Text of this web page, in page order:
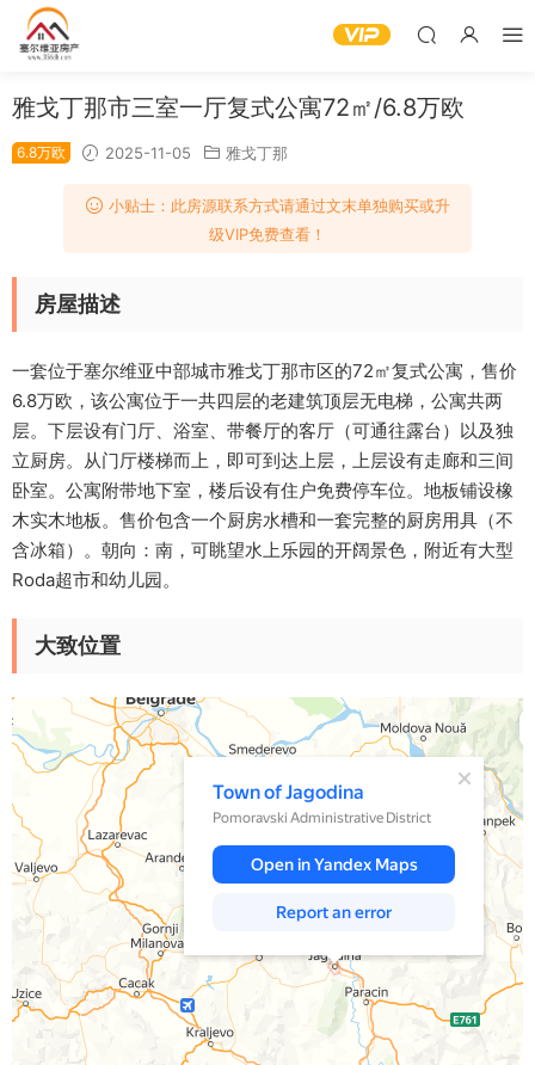
雅戈丁那市三室一厅复式公寓72㎡/6.8万欧
6.8万欧 2025-11-05 雅戈丁那
小贴士：此房源联系方式请通过文末单独购买或升
级VIP免费查看！
房屋描述
一套位于塞尔维亚中部城市雅戈丁那市区的72㎡复式公寓，售价
6.8万欧，该公寓位于一共四层的老建筑顶层无电梯，公寓共两
层。下层设有门厅、浴室、带餐厅的客厅（可通往露台）以及独
立厨房。从门厅楼梯而上，即可到达上层，上层设有走廊和三间
卧室。公寓附带地下室，楼后设有住户免费停车位。地板铺设橡
木实木地板。售价包含一个厨房水槽和一套完整的厨房用具（不
含冰箱）。朝向：南，可眺望水上乐园的开阔景色，附近有大型
Roda超市和幼儿园。
大致位置
Yandex Maps
Town of Jagodina — Yandex Maps